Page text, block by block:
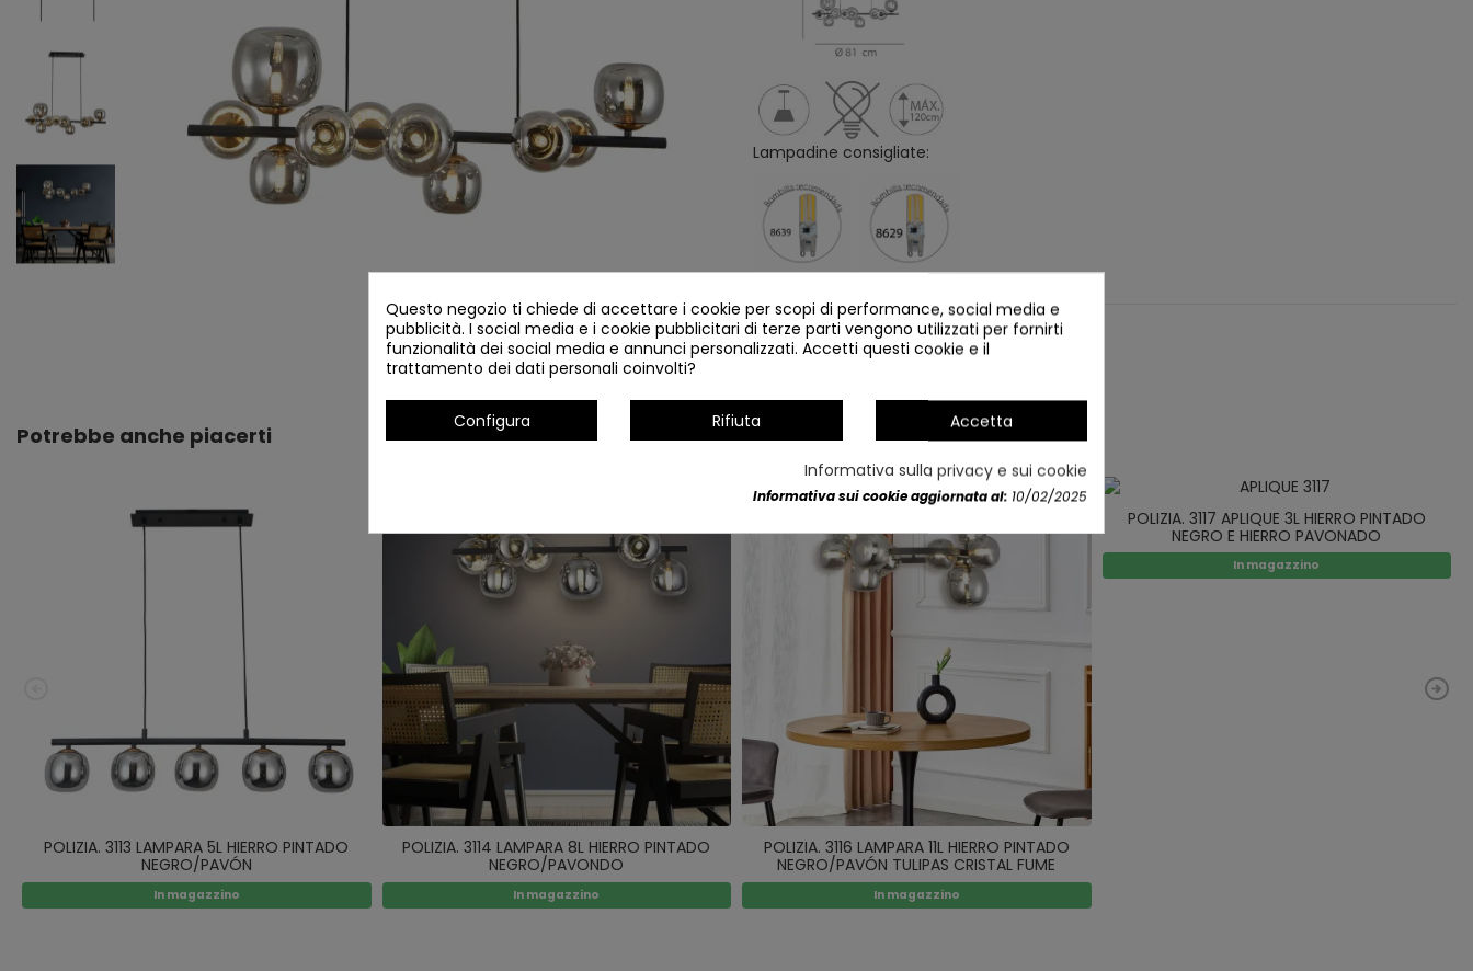
Lampadine consigliate:
Dettagli del prodotto
Potrebbe anche piacerti
POLIZIA. 3113 LAMPARA 5L HIERRO PINTADO
NEGRO/PAVÓN
In magazzino
POLIZIA. 3114 LAMPARA 8L HIERRO PINTADO
NEGRO/PAVONDO
In magazzino
POLIZIA. 3116 LAMPARA 11L HIERRO PINTADO
NEGRO/PAVÓN TULIPAS CRISTAL FUME
In magazzino
POLIZIA. 3117 APLIQUE 3L HIERRO PINTADO
NEGRO E HIERRO PAVONADO
In magazzino
Questo negozio ti chiede di accettare i cookie per scopi di performance, social media e
pubblicità. I social media e i cookie pubblicitari di terze parti vengono utilizzati per fornirti
funzionalità dei social media e annunci personalizzati. Accetti questi cookie e il
trattamento dei dati personali coinvolti?
Configura Rifiuta Accetta
Informativa sulla privacy e sui cookie
Informativa sui cookie aggiornata al: 10/02/2025